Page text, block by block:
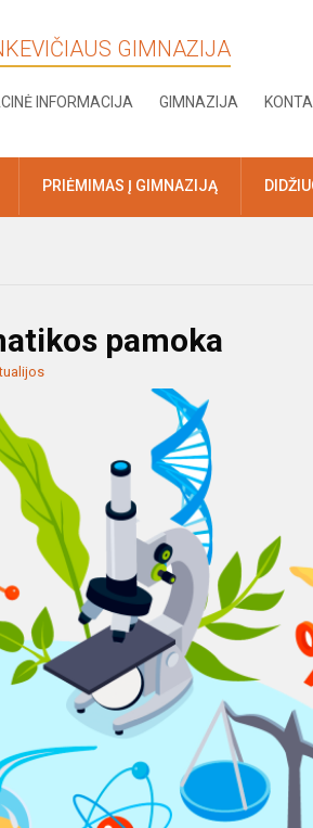
GIMNAZIJA
INFORMACIJA GIMNAZIJA
PRIĖMIMAS Į GIMNAZIJĄ
pamoka